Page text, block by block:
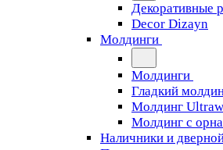
Декоративные
Decor Dizayn
Молдинги
Молдинги
Гладкий
Молдинг
Молдинг с
Наличники и